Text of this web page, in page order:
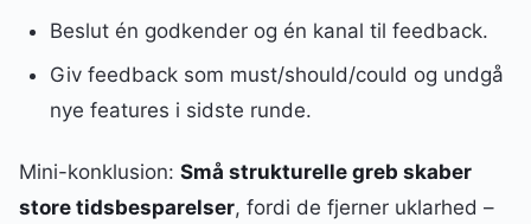
Beslut én godkender og én kanal til feedback.
Giv feedback som must/should/could og undgå
nye features i sidste runde.
Mini-konklusion: Små strukturelle greb skaber
store tidsbesparelser, fordi de fjerner uklarhed –